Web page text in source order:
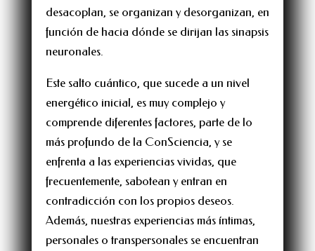
desacoplan, se organizan y desorganizan, en
función de hacia dónde se dirijan las sinapsis
neuronales.
Este salto cuántico, que sucede a un nivel
energético inicial, es muy complejo y
comprende diferentes factores, parte de lo
más profundo de la ConSciencia, y se
enfrenta a las experiencias vividas, que
frecuentemente, sabotean y entran en
contradicción con los propios deseos.
Además, nuestras experiencias más íntimas,
personales o transpersonales se encuentran